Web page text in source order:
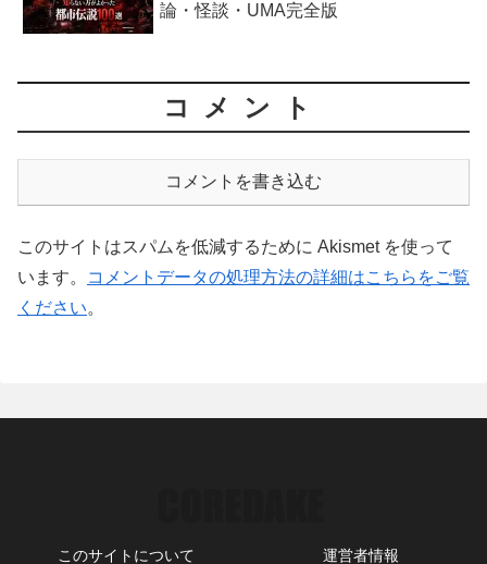
論・怪談・UMA完全版
コメント
コメントを書き込む
このサイトはスパムを低減するために Akismet を使って
います。
コメントデータの処理方法の詳細はこちらをご覧
ください。
このサイトについて 運営者情報